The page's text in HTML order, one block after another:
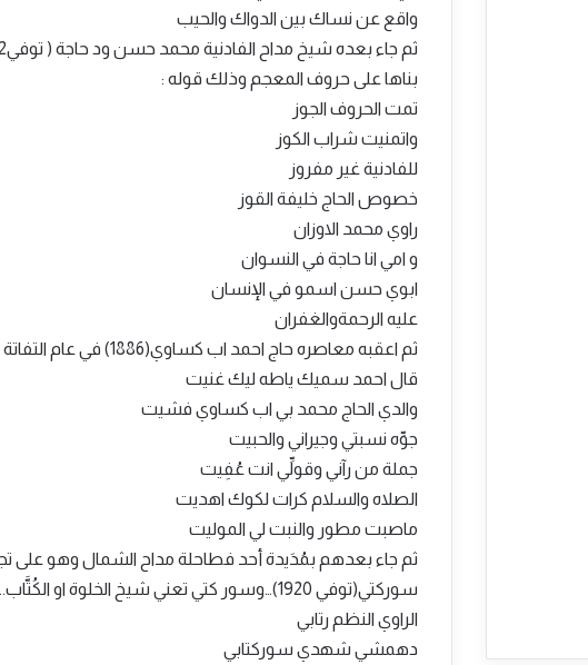
واقع عن نساك بين الدواك والحيب
بناها على حروف المعجم وذلك قوله :
تمت الحروف الجوز
واتمنيت شراب الكوز
للفادنية غير مفروز
خصوص الحاج خليفة القوز
راوي محمد الاوزان
و امي انا حاجة في النسوان
ابوي حسن اسمو في الإنسان
عليه الرحمةوالغفران
ثم اعقبه معاصره حاج احمد اب كساوي(1886) في عام التفاتة اوروبية سريعة للملكية الفكرية فأبدع في قوله:
قال احمد سميك ياطه ليك غنيت
والدي الحاج محمد بي اب كساوي فشيت
جوِّه نسبتي وجيراني والحبيت
جملة من رآني وقولِّي انت عُفِيت
الصلاه والسلام كرات لكوك اهديت
ماصبت مطور والنبت لي الموليت
ثم جاء بعدهم بمُدَيدة أحد فطاحلة مداح الشمال وهو على
سوركتي(توفي 1920)…وسور كتي تعني شيخ الخلوة او الكُتَّاب..قال في توثيقه المفصل :
الراوي النظم رتابي
دهمشي شهدي سوركتابي